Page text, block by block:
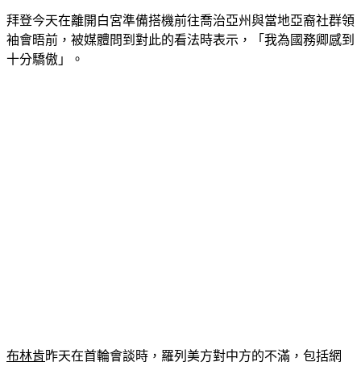
袖會晤前，被媒體問到對此的看法時表示，「我為國務卿感到
十分驕傲」。
攻、打壓新疆香港與台灣，稱這些行為「威脅到維持全球穩定